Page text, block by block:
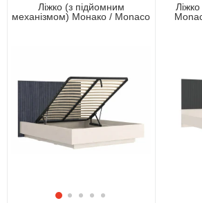
Ліжко (з підйомним
механізмом) Монако / Monaco